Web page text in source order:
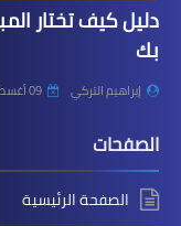
دليل كيف تختار
بك
إبراهيم التركي 09 أغسطس 2026
الصفحات
الصفحة الرئيسية